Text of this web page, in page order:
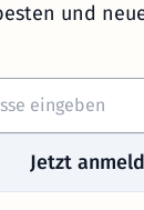
und
Jetzt